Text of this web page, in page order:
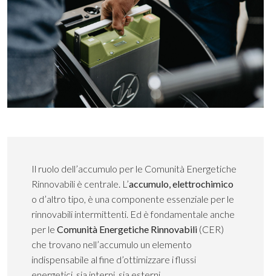
Il ruolo dell’accumulo per le Comunità Energetiche
Rinnovabili è centrale. L’accumulo, elettrochimico
o d’altro tipo, è una componente essenziale per le
rinnovabili intermittenti. Ed è fondamentale anche
per le Comunità Energetiche Rinnovabili (CER)
che trovano nell’accumulo un elemento
indispensabile al fine d’ottimizzare i flussi